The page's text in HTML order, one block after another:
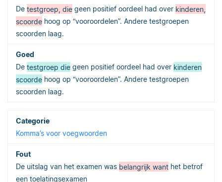
De testgroep, die geen positief oordeel had over kinderen,
scoorde hoog op “vooroordelen”. Andere testgroepen
scoorden laag.
De testgroep die geen positief oordeel had over kinderen
scoorde hoog op “vooroordelen”. Andere testgroepen
scoorden laag.
Komma’s voor voegwoorden
De uitslag van het examen was belangrijk want het betrof
een toelatingsexamen